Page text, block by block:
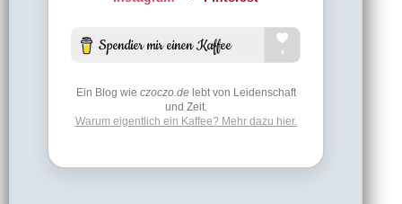
Ein Blog wie czoczo.delebt von Leidenschaft
und Zeit.
Warum eigentlich ein Kaffee? Mehr dazu hier.